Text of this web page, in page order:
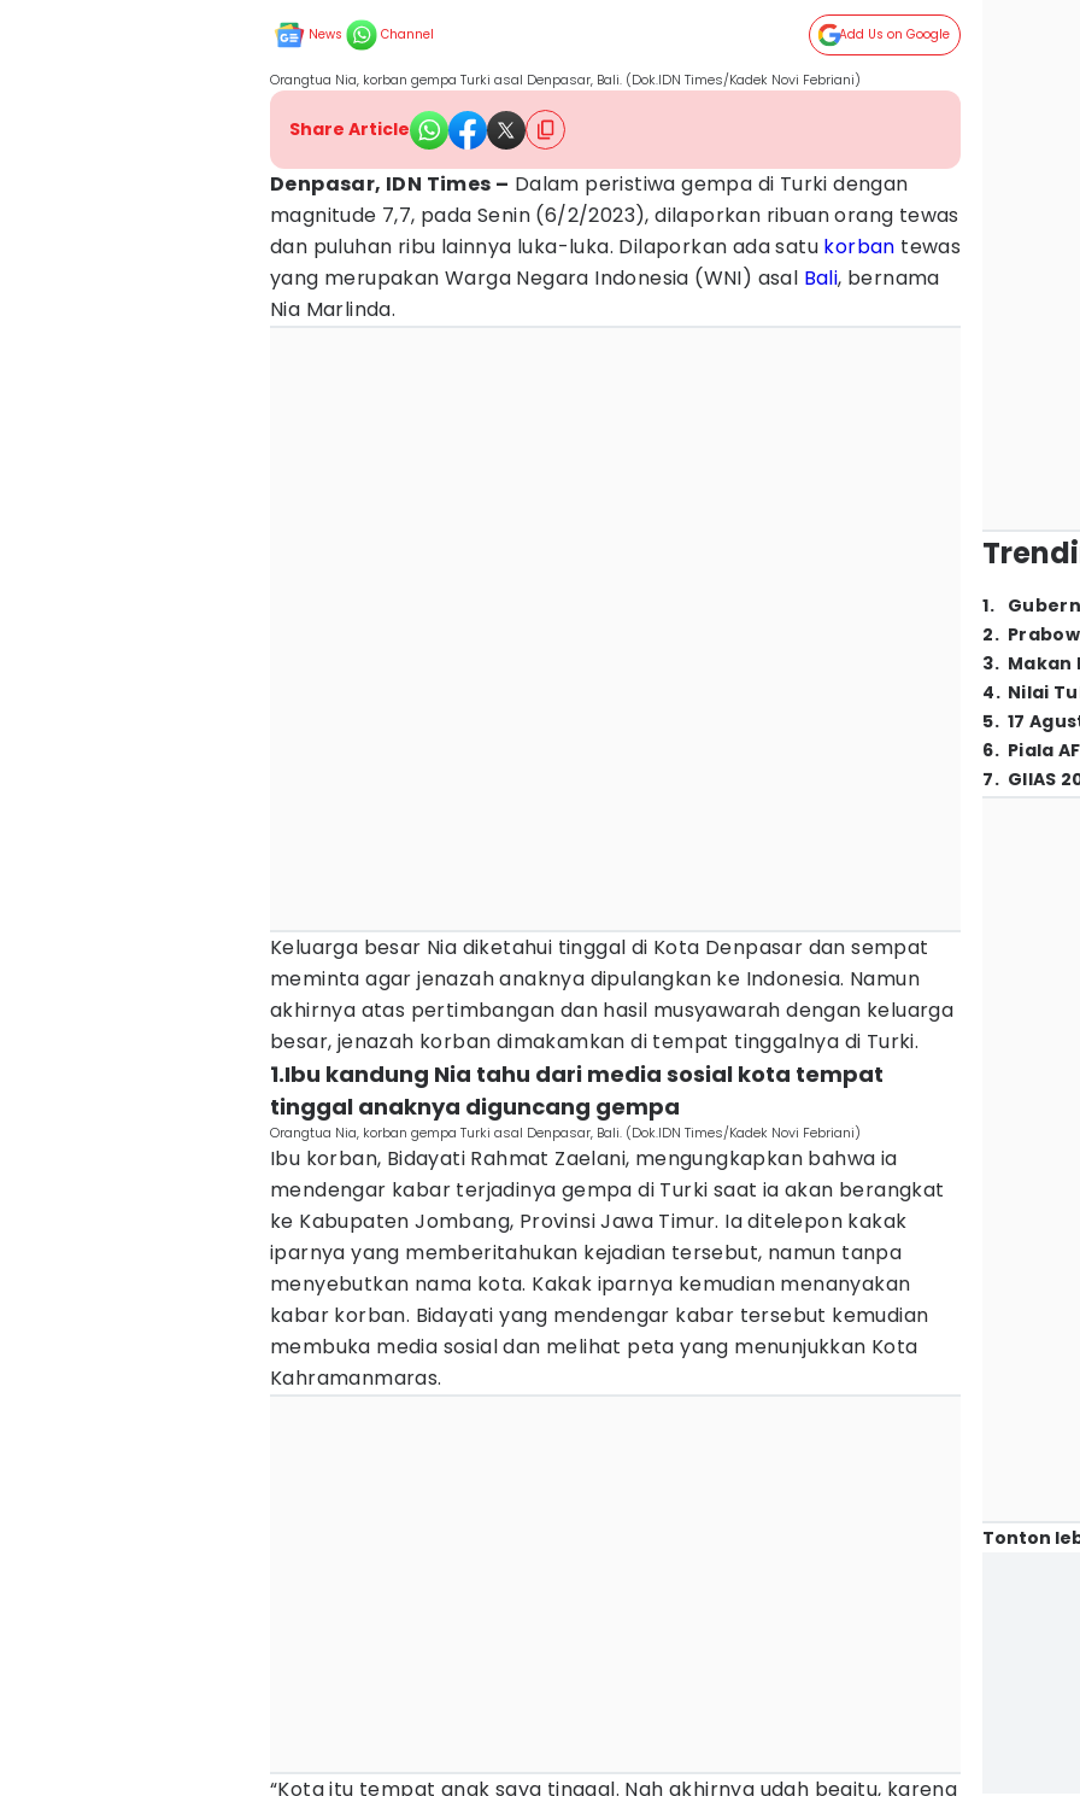
News Channel Add Us on Google
Orangtua Nia, korban gempa Turki asal Denpasar, Bali. (Dok.IDN Times/Kadek Novi Febriani)
Share Article
Denpasar, IDN Times – Dalam peristiwa gempa di Turki dengan
magnitude 7,7, pada Senin (6/2/2023), dilaporkan ribuan orang tewas
dan puluhan ribu lainnya luka-luka. Dilaporkan ada satu korban tewas
yang merupakan Warga Negara Indonesia (WNI) asal Bali, bernama
Nia Marlinda.
Keluarga besar Nia diketahui tinggal di Kota Denpasar dan sempat
meminta agar jenazah anaknya dipulangkan ke Indonesia. Namun
akhirnya atas pertimbangan dan hasil musyawarah dengan keluarga
besar, jenazah korban dimakamkan di tempat tinggalnya di Turki.
1.Ibu kandung Nia tahu dari media sosial kota tempat
tinggal anaknya diguncang gempa
Orangtua Nia, korban gempa Turki asal Denpasar, Bali. (Dok.IDN Times/Kadek Novi Febriani)
Ibu korban, Bidayati Rahmat Zaelani, mengungkapkan bahwa ia
mendengar kabar terjadinya gempa di Turki saat ia akan berangkat
ke Kabupaten Jombang, Provinsi Jawa Timur. Ia ditelepon kakak
iparnya yang memberitahukan kejadian tersebut, namun tanpa
menyebutkan nama kota. Kakak iparnya kemudian menanyakan
kabar korban. Bidayati yang mendengar kabar tersebut kemudian
membuka media sosial dan melihat peta yang menunjukkan Kota
Kahramanmaras.
“Kota itu tempat anak saya tinggal. Nah akhirnya udah begitu, karena
1.
2.
3. Makan
4. Nilai
5. 17
6. Piala
7. GIIAS
Tonton